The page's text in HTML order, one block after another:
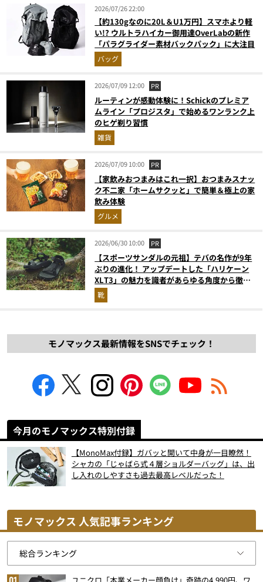
2026/07/26 22:00
【約130gなのに20L＆U1万円】スマホより軽
い!? ウルトラハイカー御用達OverLabの新作
「パラグライダー素材バックパック」に大注目
バッグ
2026/07/09 12:00 PR
ルーティンが感動体験に！Schickのプレミア
ムライン「プロジスタ」で始めるワンランク上
のヒゲ剃り習慣
雑貨
2026/07/09 10:00 PR
【家飲みおつまみはこれ一択】おつまみスナッ
ク不二家「ホームサクッと」で簡単＆極上の家
飲み体験
グルメ
2026/06/30 10:00 PR
【スポーツサンダルの元祖】テバの名作が9年
ぶりの進化！ アップデートした「ハリケーン
XLT3」の魅力を識者があらゆる角度から徹底
解説！
靴
モノマックス最新情報をSNSでチェック！
今月のモノマックス特別付録
【MonoMax付録】ガバッと開いて中身が一目瞭然！
シャカの「じゃばら式４層ショルダーバッグ」は、出
し入れのしやすさも過去最高レベルだった！
モノマックス 人気記事ランキング
ユニクロ「本業メーカー顔負け」奇跡の4,990円、ワ